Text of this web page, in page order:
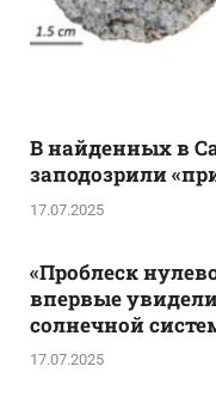
В найденных в
заподозрили
17.07.2025
«Проблеск
впервые
солнечной
17.07.2025